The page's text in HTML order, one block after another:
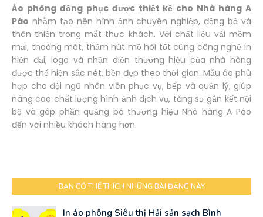
Áo phông đồng phục được thiết kế cho Nhà hàng A
Páo nhằm tạo nên hình ảnh chuyên nghiệp, đồng bộ và
thân thiện trong mắt thực khách. Với chất liệu vải mềm
mại, thoáng mát, thấm hút mồ hôi tốt cùng công nghệ in
hiện đại, logo và nhận diện thương hiệu của nhà hàng
được thể hiện sắc nét, bền đẹp theo thời gian. Mẫu áo phù
hợp cho đội ngũ nhân viên phục vụ, bếp và quản lý, giúp
nâng cao chất lượng hình ảnh dịch vụ, tăng sự gắn kết nội
bộ và góp phần quảng bá thương hiệu Nhà hàng A Páo
đến với nhiều khách hàng hơn.
BẠN CÓ THỂ THÍCH NHỮNG BÀI ĐĂNG NÀY
In áo phông Siêu thị Hải sản sạch Bình